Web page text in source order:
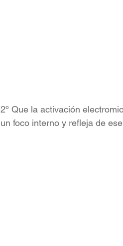
2º Que la activación
un foco interno y refleja de